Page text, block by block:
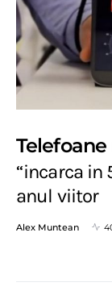
“incarca in
anul viitor
Alex Muntean